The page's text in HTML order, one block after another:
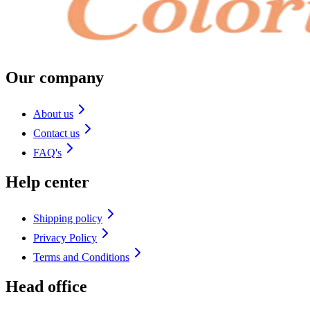
Our company
About us
Contact us
FAQ's
Help center
Shipping policy
Privacy Policy
Terms and Conditions
Head office